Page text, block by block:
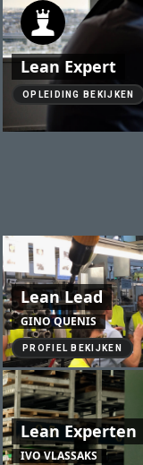
Lean Expert
OPLEIDING BEKIJKEN
Lean Lead
GINO QUENIS
PROFIEL BEKIJKEN
Lean Experten
IVO VLASSAKS